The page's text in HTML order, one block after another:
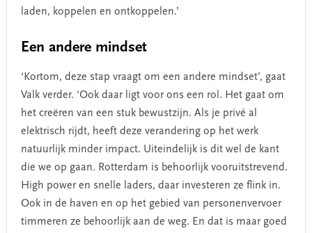
laden, koppelen en ontkoppelen.’
Een andere mindset
‘Kortom, deze stap vraagt om een andere mindset’, gaat
Valk verder. ‘Ook daar ligt voor ons een rol. Het gaat om
het creëren van een stuk bewustzijn. Als je privé al
elektrisch rijdt, heeft deze verandering op het werk
natuurlijk minder impact. Uiteindelijk is dit wel de kant
die we op gaan. Rotterdam is behoorlijk vooruitstrevend.
High power en snelle laders, daar investeren ze flink in.
Ook in de haven en op het gebied van personenvervoer
timmeren ze behoorlijk aan de weg. En dat is maar goed